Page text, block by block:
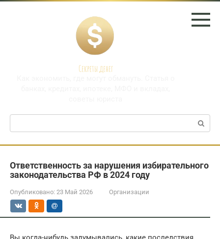
Перейти
Секреты денег
Поиск:
Ответственность за нарушения избирательного
законодательства РФ в 2024 году
Опубликовано: 23 Май 2026 Организации